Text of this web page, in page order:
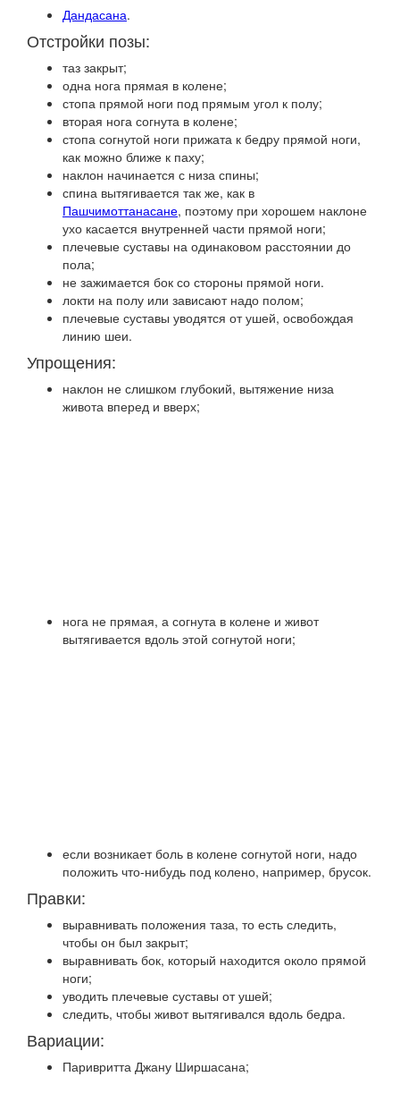
Дандасана.
Отстройки позы:
таз закрыт;
одна нога прямая в колене;
стопа прямой ноги под прямым угол к полу;
вторая нога согнута в колене;
стопа согнутой ноги прижата к бедру прямой ноги,
как можно ближе к паху;
наклон начинается с низа спины;
спина вытягивается так же, как в
Пашчимоттанасане, поэтому при хорошем наклоне
ухо касается внутренней части прямой ноги;
плечевые суставы на одинаковом расстоянии до
пола;
не зажимается бок со стороны прямой ноги.
локти на полу или зависают надо полом;
плечевые суставы уводятся от ушей, освобождая
линию шеи.
Упрощения:
наклон не слишком глубокий, вытяжение низа
живота вперед и вверх;
нога не прямая, а согнута в колене и живот
вытягивается вдоль этой согнутой ноги;
если возникает боль в колене согнутой ноги, надо
положить что-нибудь под колено, например, брусок.
Правки:
выравнивать положения таза, то есть следить,
чтобы он был закрыт;
выравнивать бок, который находится около прямой
ноги;
уводить плечевые суставы от ушей;
следить, чтобы живот вытягивался вдоль бедра.
Вариации:
Паривритта Джану Ширшасана;